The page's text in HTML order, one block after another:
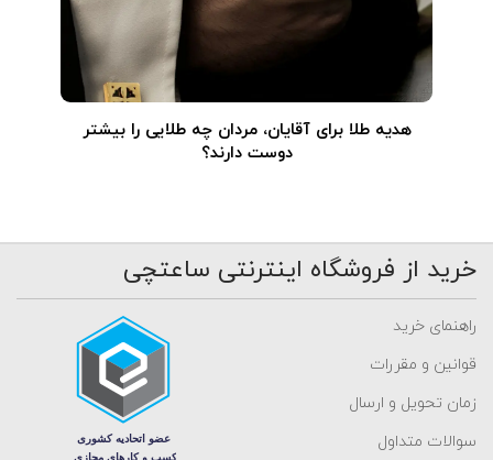
هدیه طلا برای آقایان، مردان چه طلایی را بیشتر
دوست دارند؟
خرید از فروشگاه اینترنتی ساعتچی
راهنمای خرید
قوانین و مقررات
زمان تحویل و ارسال
سوالات متداول